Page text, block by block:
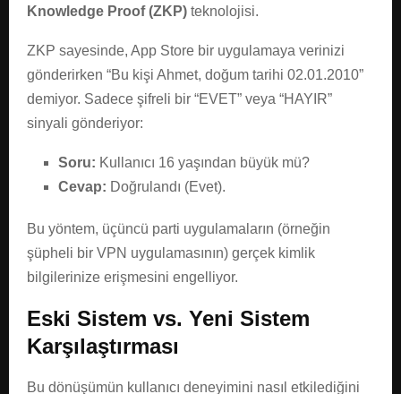
Knowledge Proof (ZKP) teknolojisi.
ZKP sayesinde, App Store bir uygulamaya verinizi
gönderirken “Bu kişi Ahmet, doğum tarihi 02.01.2010”
demiyor. Sadece şifreli bir “EVET” veya “HAYIR”
sinyali gönderiyor:
Soru: Kullanıcı 16 yaşından büyük mü?
Cevap: Doğrulandı (Evet).
Bu yöntem, üçüncü parti uygulamaların (örneğin
şüpheli bir VPN uygulamasının) gerçek kimlik
bilgilerinize erişmesini engelliyor.
Eski Sistem vs. Yeni Sistem
Karşılaştırması
Bu dönüşümün kullanıcı deneyimini nasıl etkilediğini